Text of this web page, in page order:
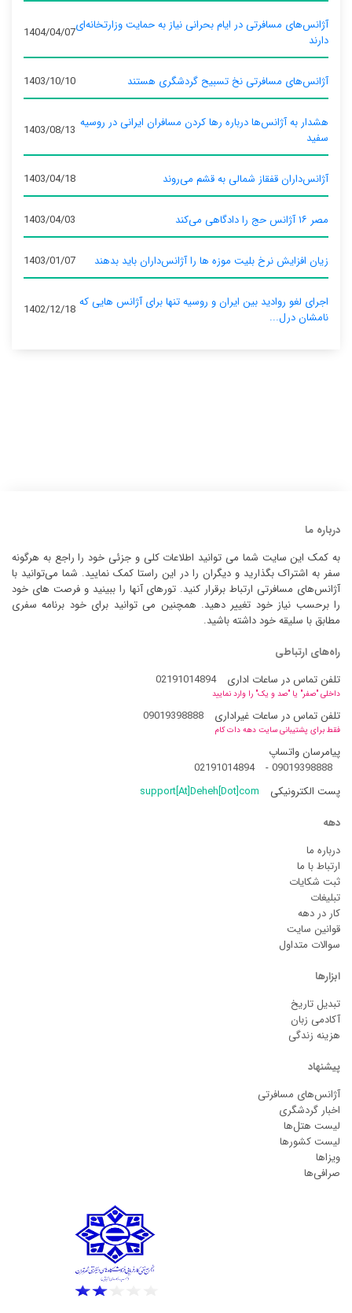
آژانس‌های مسافرتی در ایام بحرانی نیاز به حمایت وزارتخانه‌ای
دارند
1404/04/07
آژانس‌های مسافرتی نخ تسبیح گردشگری هستند 1403/10/10
هشدار به آژانس‌ها درباره رها کردن مسافران ایرانی در روسیه
سفید
1403/08/13
آژانس‌داران قفقاز شمالی به قشم می‌روند 1403/04/18
مصر ۱۶ آژانس حج را دادگاهی می‌کند 1403/04/03
زیان افزایش نرخ بلیت موزه ها را آژانس‌داران باید بدهند 1403/01/07
اجرای لغو روادید بین ایران و روسیه تنها برای آژانس‌ هایی که
نامشان درل...
1402/12/18
درباره ما
به کمک این سایت شما می توانید اطلاعات کلی و جزئی خود را راجع به هرگونه
سفر به اشتراک بگذارید و دیگران را در این راستا کمک نمایید. شما می‌توانید با
آژانس‌های مسافرتی ارتباط برقرار کنید. تورهای آنها را ببینید و فرصت های خود
را برحسب نیاز خود تغییر دهید. همچنین می توانید برای خود برنامه سفری
مطابق با سلیقه خود داشته باشید.
راه‌های ارتباطی
تلفن تماس در ساعات اداری
02191014894
داخلی "صفر" یا "صد و یک" را وارد نمایید
تلفن تماس در ساعات غیراداری 09019398888
فقط برای پشتیبانی سایت دهه دات کام
پیامرسان واتساپ
09019398888
-
02191014894
پست الکترونیکی
support[At]Deheh[Dot]com
دهه
درباره ما
ارتباط با ما
ثبت شکایات
تبلیغات
کار در دهه
قوانین سایت
سوالات متداول
ابزارها
تبدیل تاریخ
آکادمی زبان
هزینه زندگی
پیشنهاد
آژانس‌های مسافرتی
اخبار گردشگری
لیست هتل‌ها
لیست کشورها
ویزاها
صرافی‌ها